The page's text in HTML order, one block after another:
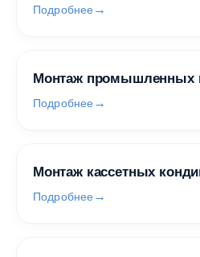
Подробнее
Монтаж промышленных
Подробнее
Монтаж кассетных
Подробнее